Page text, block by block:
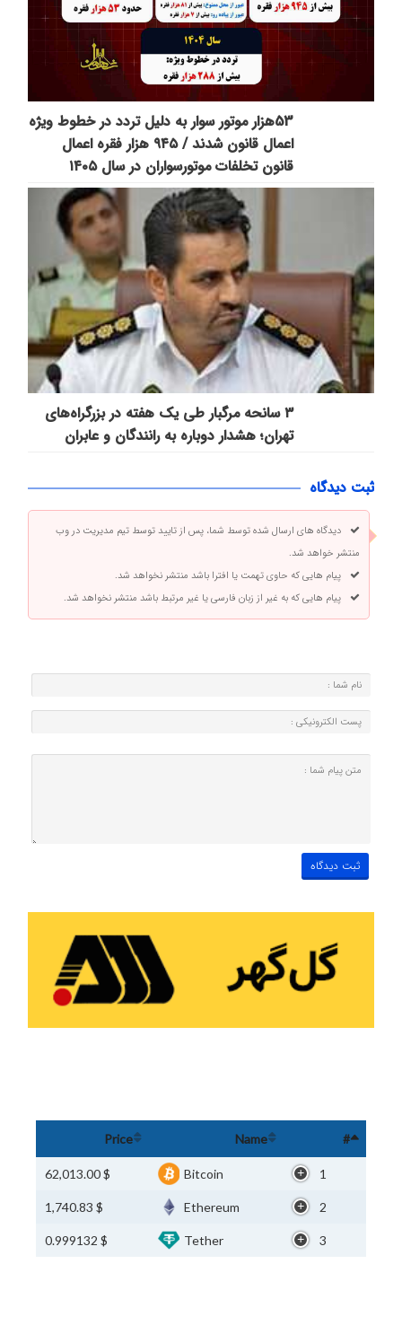
53هزار موتور سوار به دلیل تردد در خطوط ویژه
اعمال قانون شدند / ۹۴۵ هزار فقره اعمال
قانون تخلفات موتورسواران در سال ۱۴۰۵
۳ سانحه مرگبار طی یک هفته در بزرگراه‌های
تهران؛ هشدار دوباره به رانندگان و عابران
ثبت دیدگاه
دیدگاه های ارسال شده توسط شما، پس از تایید توسط تیم مدیریت در وب
منتشر خواهد شد.
پیام هایی که حاوی تهمت یا افترا باشد منتشر نخواهد شد.
پیام هایی که به غیر از زبان فارسی یا غیر مرتبط باشد منتشر نخواهد شد.
#
Name
Price
1
Bitcoin
$ 62,013.00
2
Ethereum
$ 1,740.83
3
Tether
$ 0.999132